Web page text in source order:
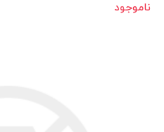
ناموجود